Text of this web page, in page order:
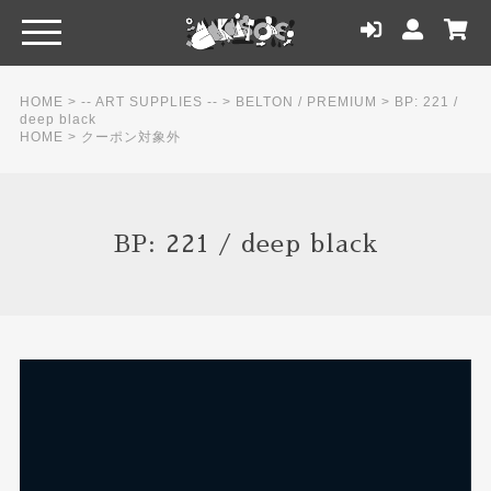
HOME > -- ART SUPPLIES -- > BELTON / PREMIUM > BP: 221 /
deep black
HOME > クーポン対象外
BP: 221 / deep black